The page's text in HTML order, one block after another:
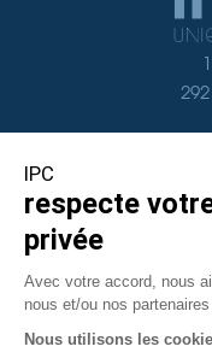
Documentation